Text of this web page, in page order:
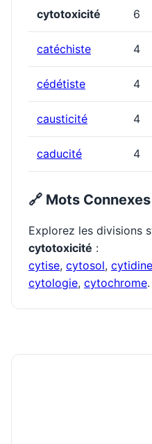
cytotoxicité 6
catéchiste 4
cédétiste 4
causticité 4
caducité 4
🔗 Mots Connexes
Explorez les divisions
cytotoxicité :
cytise, cytosol, cytidine
cytologie, cytochrome.